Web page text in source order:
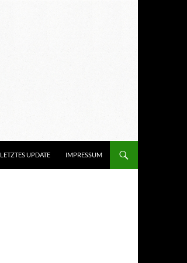
LETZTES UPDATE IMPRESSUM